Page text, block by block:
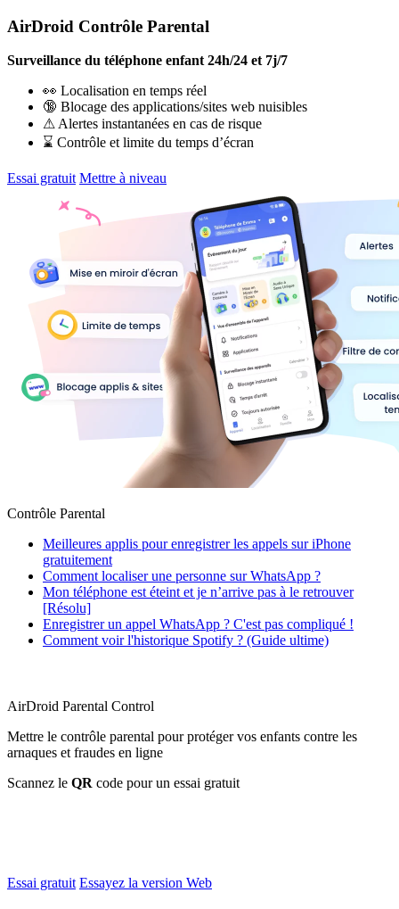
AirDroid Contrôle Parental
Surveillance du téléphone enfant 24h/24 et 7j/7
👀 Localisation en temps réel
🔞 Blocage des applications/sites web nuisibles
⚠ Alertes instantanées en cas de risque
⌛ Contrôle et limite du temps d’écran
Essai gratuit Mettre à niveau
Contrôle Parental
Meilleures applis pour enregistrer les appels sur iPhone
gratuitement
Comment localiser une personne sur WhatsApp ?
Mon téléphone est éteint et je n’arrive pas à le retrouver
[Résolu]
Enregistrer un appel WhatsApp ? C'est pas compliqué !
Comment voir l'historique Spotify ? (Guide ultime)
AirDroid Parental Control
Mettre le contrôle parental pour protéger vos enfants contre les
arnaques et fraudes en ligne
Scannez le QR code pour un essai gratuit
Essai gratuit Essayez la version Web